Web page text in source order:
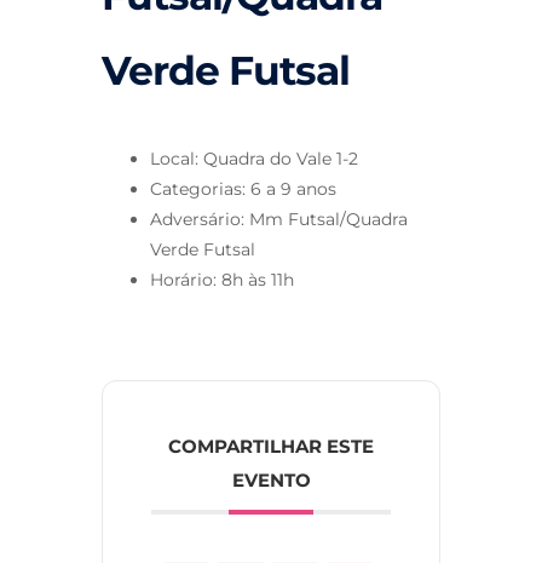
Verde Futsal
Local: Quadra do Vale 1-2
Categorias: 6 a 9 anos
Adversário: Mm Futsal/Quadra
Verde Futsal
Horário: 8h às 11h
COMPARTILHAR ESTE
EVENTO